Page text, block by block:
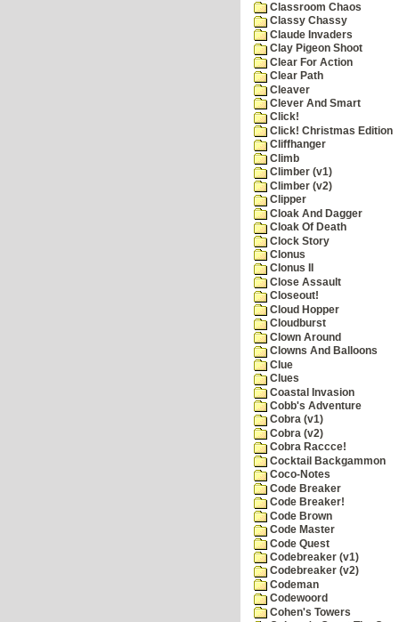
Classroom Chaos
Classy Chassy
Claude Invaders
Clay Pigeon Shoot
Clear For Action
Clear Path
Cleaver
Clever And Smart
Click!
Click! Christmas Edition
Cliffhanger
Climb
Climber (v1)
Climber (v2)
Clipper
Cloak And Dagger
Cloak Of Death
Clock Story
Clonus
Clonus II
Close Assault
Closeout!
Cloud Hopper
Cloudburst
Clown Around
Clowns And Balloons
Clue
Clues
Coastal Invasion
Cobb's Adventure
Cobra (v1)
Cobra (v2)
Cobra Raccce!
Cocktail Backgammon
Coco-Notes
Code Breaker
Code Breaker!
Code Brown
Code Master
Code Quest
Codebreaker (v1)
Codebreaker (v2)
Codeman
Codewoord
Cohen's Towers